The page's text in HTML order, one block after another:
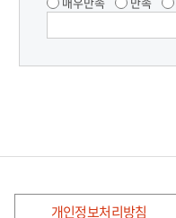
개인정보처리방침